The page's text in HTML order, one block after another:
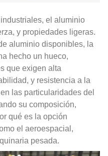
el aluminio
y propiedades ligeras.
aluminio disponibles, la
hecho un hueco,
que exigen alta
y resistencia a la
las particularidades del
su composición,
qué es la opción
el aeroespacial,
pesada.